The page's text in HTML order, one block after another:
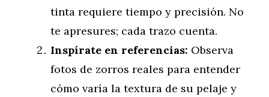
tinta requiere tiempo y precisión. No
te apresures; cada trazo cuenta.
Inspírate en referencias: Observa
fotos de zorros reales para entender
cómo varía la textura de su pelaje y